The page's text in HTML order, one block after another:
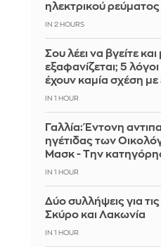
ηλεκτρικού ρεύματος
IN 2 HOURS
Σου λέει να βγείτε και
εξαφανίζεται; 5
έχουν καμία σχέση με
IN 1 HOUR
Γαλλία: Έντονη
ηγέτιδας των
Μασκ - Την
IN 1 HOUR
Δύο συλλήψεις για
Σκύρο και Λακωνία
IN 1 HOUR